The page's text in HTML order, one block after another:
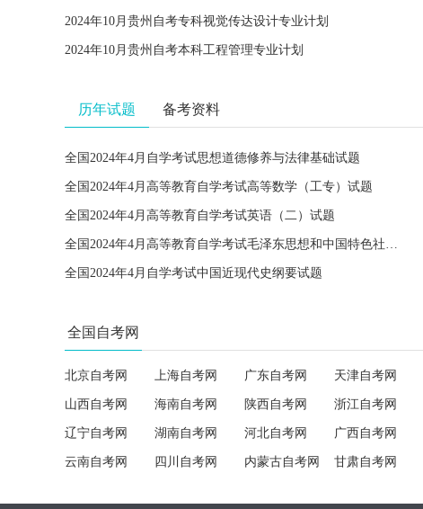
2024年10月贵州自考专科视觉传达设计专业计划
2024年10月贵州自考本科工程管理专业计划
历年试题 备考资料
全国2024年4月自学考试思想道德修养与法律基础试题
全国2024年4月高等教育自学考试高等数学（工专）试题
全国2024年4月高等教育自学考试英语（二）试题
全国2024年4月高等教育自学考试毛泽东思想和中国特色社会主义理论体系概论试题
全国2024年4月自学考试中国近现代史纲要试题
全国自考网
北京自考网 上海自考网 广东自考网 天津自考网
山西自考网 海南自考网 陕西自考网 浙江自考网
辽宁自考网 湖南自考网 河北自考网 广西自考网
云南自考网 四川自考网 内蒙古自考网 甘肃自考网